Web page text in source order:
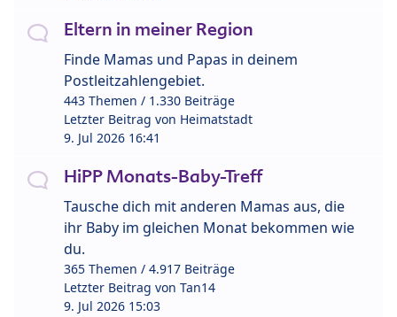
Eltern in meiner Region
Finde Mamas und Papas in deinem
Postleitzahlengebiet.
443 Themen / 1.330 Beiträge
Letzter Beitrag von Heimatstadt
9. Jul 2026 16:41
HiPP Monats-Baby-Treff
Tausche dich mit anderen Mamas aus, die
ihr Baby im gleichen Monat bekommen wie
du.
365 Themen / 4.917 Beiträge
Letzter Beitrag von Tan14
9. Jul 2026 15:03